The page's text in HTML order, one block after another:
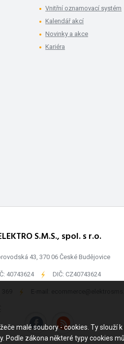
malé soubory - cookies. Ty
zákona některé typy cookies
Vnitřní oznamovací systém
Kalendář akcí
Novinky a akce
Kariéra
S.M.S., spol. s r.o.
43, 370 06 České Budějovice
40743624 - DIČ: CZ40743624
-